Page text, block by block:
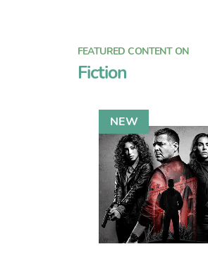
FEATURED CONTENT ON
Fiction